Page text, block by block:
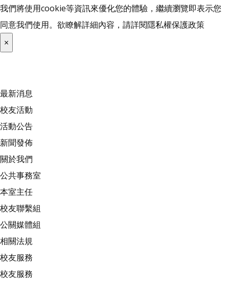
我們將使用cookie等資訊來優化您的體驗，繼續瀏覽即表示您
同意我們使用。欲瞭解詳細內容，請詳閱隱私權保護政策
×
最新消息
校友活動
活動公告
新聞發佈
關於我們
公共事務室
本室主任
校友聯繫組
公關媒體組
相關法規
校友服務
校友服務